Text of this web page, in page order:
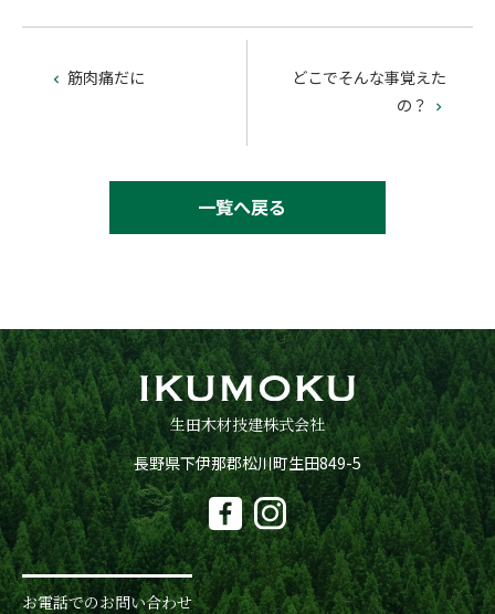
 筋肉痛だに
どこでそんな事覚えた
の？

一覧へ戻る
生田木材技建株式会社
長野県下伊那郡松川町生田849-5
お電話でのお問い合わせ